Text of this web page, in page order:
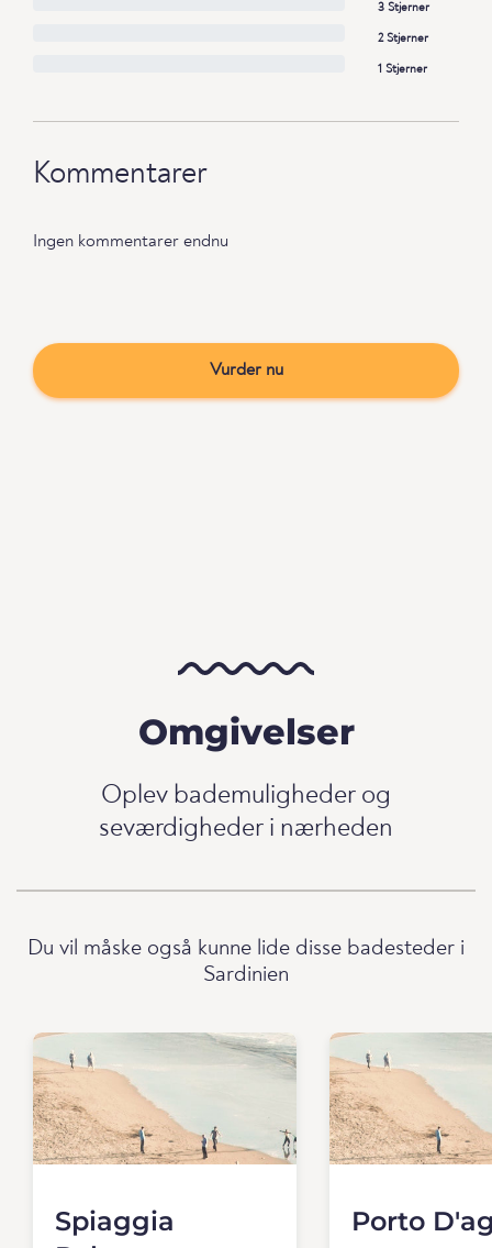
3 Stjerner
2 Stjerner
1 Stjerner
Kommentarer
Ingen kommentarer endnu
Vurder nu
Omgivelser
Oplev bademuligheder og
seværdigheder i nærheden
Du vil måske også kunne lide disse badesteder i
Sardinien
Spiaggia
Porto